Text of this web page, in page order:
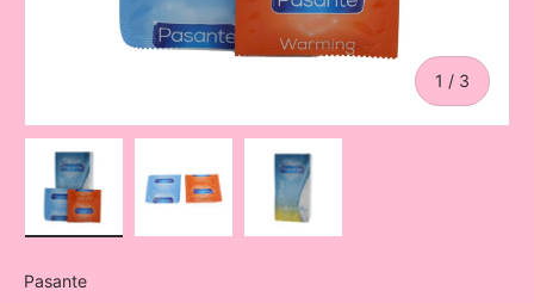
1 / van
3
Pasante